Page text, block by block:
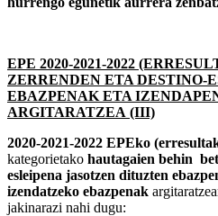
EPE 2020-2021-2022
ZERRENDEN ETA DESTINO-
EBAZPENAK ETA
ARGITARATZEA (III)
2020-2021-2022 EPEko
kategorietako hautagaien behin
esleipena jasotzen dituzten
izendatzeko ebazpenak
jakinarazi nahi dugu: